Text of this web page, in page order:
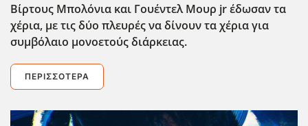
Βίρτους Μπολόνια και Γουέντελ Μουρ jrέδωσαν τα
χέρια, με τις δύο πλευρές να δίνουν τα χέρια για
συμβόλαιο μονοετούς διάρκειας.
ΠΕΡΙΣΣΌΤΕΡΑ